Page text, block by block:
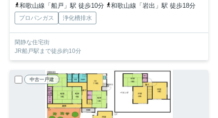
和歌山線「船戸」駅 徒歩10分
和歌山線「岩出」駅 徒歩18分
プロパンガス 浄化槽排水
閑静な住宅街
JR船戸駅まで徒歩約10分
中古一戸建